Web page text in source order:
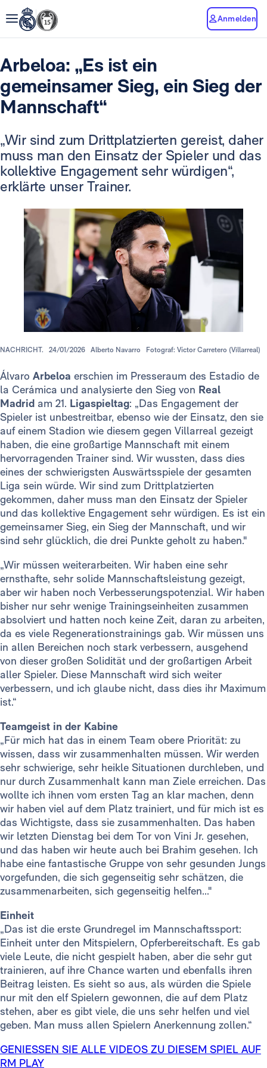
Anmelden
Arbeloa: „Es ist ein
gemeinsamer Sieg, ein Sieg der
Mannschaft“
„Wir sind zum Drittplatzierten gereist, daher
muss man den Einsatz der Spieler und das
kollektive Engagement sehr würdigen“,
erklärte unser Trainer.
NACHRICHT. 24/01/2026 Alberto Navarro Fotograf: Víctor Carretero (Villarreal)
Álvaro Arbeloa erschien im Presseraum des Estadio de
la Cerámica und analysierte den Sieg von Real
Madrid am 21. Ligaspieltag: „Das Engagement der
Spieler ist unbestreitbar, ebenso wie der Einsatz, den sie
auf einem Stadion wie diesem gegen Villarreal gezeigt
haben, die eine großartige Mannschaft mit einem
hervorragenden Trainer sind. Wir wussten, dass dies
eines der schwierigsten Auswärtsspiele der gesamten
Liga sein würde. Wir sind zum Drittplatzierten
gekommen, daher muss man den Einsatz der Spieler
und das kollektive Engagement sehr würdigen. Es ist ein
gemeinsamer Sieg, ein Sieg der Mannschaft, und wir
sind sehr glücklich, die drei Punkte geholt zu haben."
„Wir müssen weiterarbeiten. Wir haben eine sehr
ernsthafte, sehr solide Mannschaftsleistung gezeigt,
aber wir haben noch Verbesserungspotenzial. Wir haben
bisher nur sehr wenige Trainingseinheiten zusammen
absolviert und hatten noch keine Zeit, daran zu arbeiten,
da es viele Regenerationstrainings gab. Wir müssen uns
in allen Bereichen noch stark verbessern, ausgehend
von dieser großen Solidität und der großartigen Arbeit
aller Spieler. Diese Mannschaft wird sich weiter
verbessern, und ich glaube nicht, dass dies ihr Maximum
ist.“
Teamgeist in der Kabine
„Für mich hat das in einem Team obere Priorität: zu
wissen, dass wir zusammenhalten müssen. Wir werden
sehr schwierige, sehr heikle Situationen durchleben, und
nur durch Zusammenhalt kann man Ziele erreichen. Das
wollte ich ihnen vom ersten Tag an klar machen, denn
wir haben viel auf dem Platz trainiert, und für mich ist es
das Wichtigste, dass sie zusammenhalten. Das haben
wir letzten Dienstag bei dem Tor von Vini Jr. gesehen,
und das haben wir heute auch bei Brahim gesehen. Ich
habe eine fantastische Gruppe von sehr gesunden Jungs
vorgefunden, die sich gegenseitig sehr schätzen, die
zusammenarbeiten, sich gegenseitig helfen..."
Einheit
„Das ist die erste Grundregel im Mannschaftssport:
Einheit unter den Mitspielern, Opferbereitschaft. Es gab
viele Leute, die nicht gespielt haben, aber die sehr gut
trainieren, auf ihre Chance warten und ebenfalls ihren
Beitrag leisten. Es sieht so aus, als würden die Spiele
nur mit den elf Spielern gewonnen, die auf dem Platz
stehen, aber es gibt viele, die uns sehr helfen und viel
geben. Man muss allen Spielern Anerkennung zollen.“
GENIESSEN SIE ALLE VIDEOS ZU DIESEM SPIEL AUF
RM PLAY